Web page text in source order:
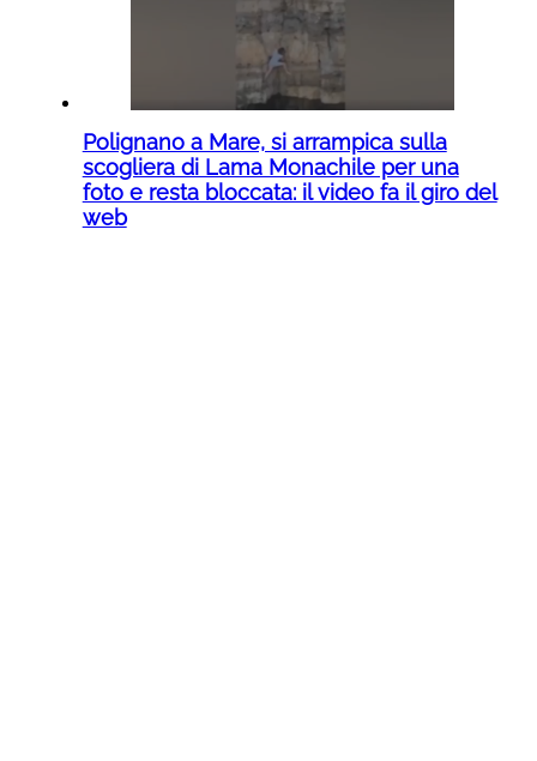
Polignano a Mare, si arrampica sulla
scogliera di Lama Monachile per una
foto e resta bloccata: il video fa il giro del
web